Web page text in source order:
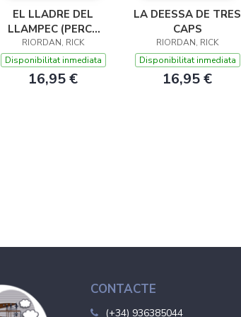
EL LLADRE DEL
LLAMPEC (PERCY
JACKSON I ELS
DÉUS DE L'OLIMP 1)
RIORDAN, RICK
Disponibilitat inmediata
16,95 €
LA DEESSA DE TRES
CAPS
RIORDAN, RICK
Disponibilitat inmediata
16,95 €
CONTACTE
(+34) 936385044